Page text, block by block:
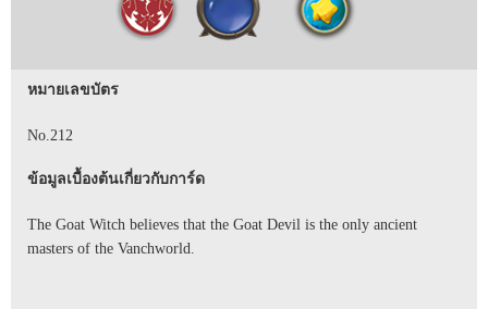
หมายเลขบัตร
No.212
ข้อมูลเบื้องต้นเกี่ยวกับการ์ด
The Goat Witch believes that the Goat Devil is the only ancient
masters of the Vanchworld.